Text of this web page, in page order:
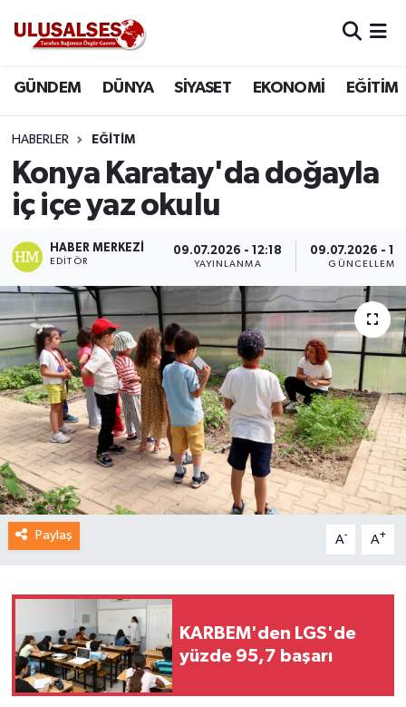
GÜNDEM DÜNYA SİYASET EKONOMİ EĞİTİM
HABERLER EĞİTİM
Konya Karatay'da doğayla
iç içe yaz okulu
HABER MERKEZI
EDITÖR
09.07.2026 - 12:18
YAYINLANMA
09.07.2026 -
GÜNCELLEME
Paylaş A- A+
KARBEM'den LGS'de
yüzde 95,7 başarı
DÜNYA
SİYASET
EKONOMİ
EĞİTİM
SAĞLIK
MAGAZİN
SPOR
Trafik Durumu
Süper Lig Puan Durumu ve Fikstür
Tüm Manşetler
Son Dakika Haberleri
Haber Arşivi